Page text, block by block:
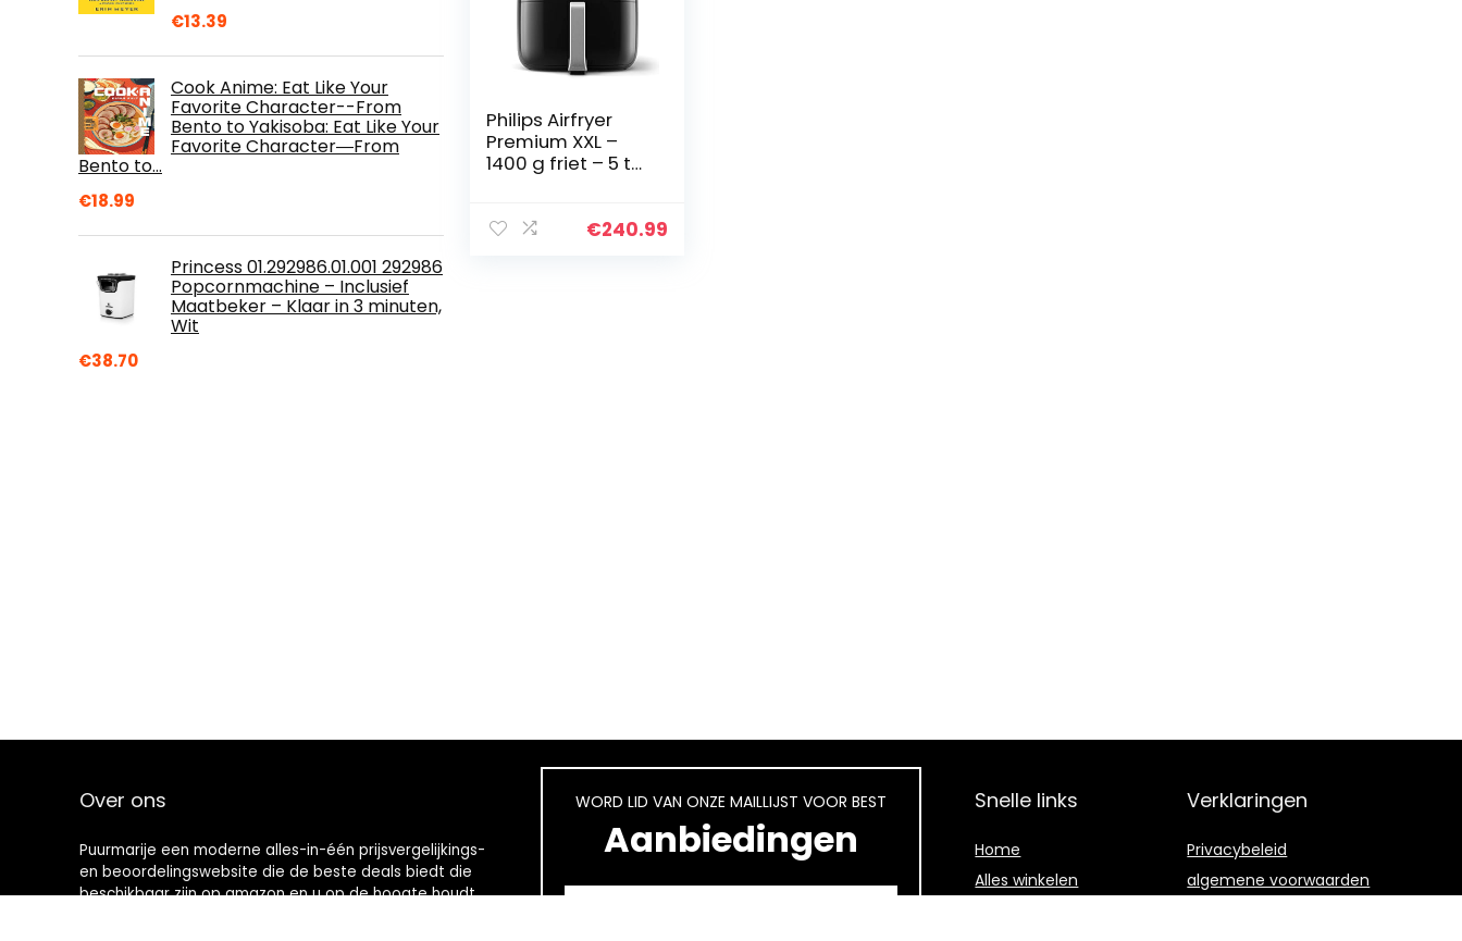
€13.39
Cook Anime: Eat Like Your
Favorite Character--From
Bento to Yakisoba: Eat Like Your
Favorite Character―From
Bento to…
€18.99
Princess 01.292986.01.001 292986
Popcornmachine – Inclusief
Maatbeker – Klaar in 3 minuten,
Wit
€38.70
Philips Airfryer
Premium XXL –
1400 g friet – 5 tot
multifunctioneel –
€240.99
Over ons
Puurmarije een moderne alles-in-één prijsvergelijkings-
en beoordelingswebsite die de beste deals biedt die
beschikbaar zijn op amazon en u op de hoogte houdt
WORD LID VAN ONZE MAILLIJST VOOR BEST
Aanbiedingen
Snelle links
Home
Alles winkelen
Verklaringen
Privacybeleid
algemene voorwaarden